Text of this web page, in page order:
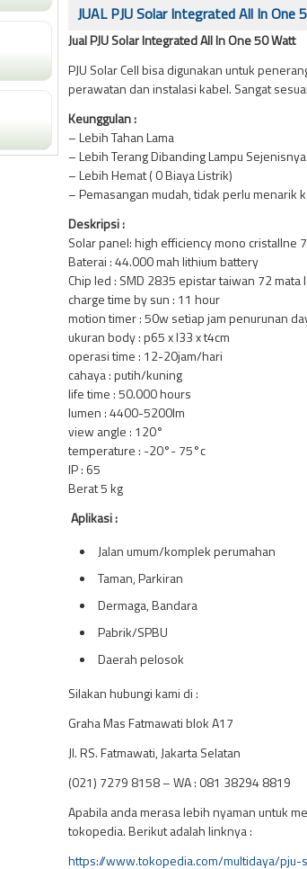
JUAL PJU Solar Integrated All In One
Jual PJU Solar Integrated All In One 50 Watt
PJU Solar Cell bisa digunakan untuk
perawatan dan instalasi kabel. Sangat
Keunggulan :
– Lebih Tahan Lama
– Lebih Terang Dibanding Lampu Sejenisnya
– Lebih Hemat ( 0 Biaya Listrik)
– Pemasangan mudah, tidak perlu menarik
Deskripsi :
Solar panel: high efficiency mono cristallne
Baterai : 44.000 mah lithium battery
Chip led : SMD 2835 epistar taiwan 72 mata
charge time by sun : 11 hour
motion timer : 50w setiap jam penurunan
ukuran body : p65 x l33 x t4cm
operasi time : 12-20jam/hari
cahaya : putih/kuning
life time : 50.000 hours
lumen : 4400-5200lm
view angle : 120°
temperature : -20°- 75°c
IP : 65
Berat 5 kg
Aplikasi :
Jalan umum/komplek perumahan
Taman, Parkiran
Dermaga, Bandara
Pabrik/SPBU
Daerah pelosok
Silakan hubungi kami di :
Graha Mas Fatmawati blok A17
Jl. RS. Fatmawati, Jakarta Selatan
(021) 7279 8158 – WA : 081 38294 8819
Apabila anda merasa lebih nyaman untuk
tokopedia. Berikut adalah linknya :
https://www.tokopedia.com/multidaya/